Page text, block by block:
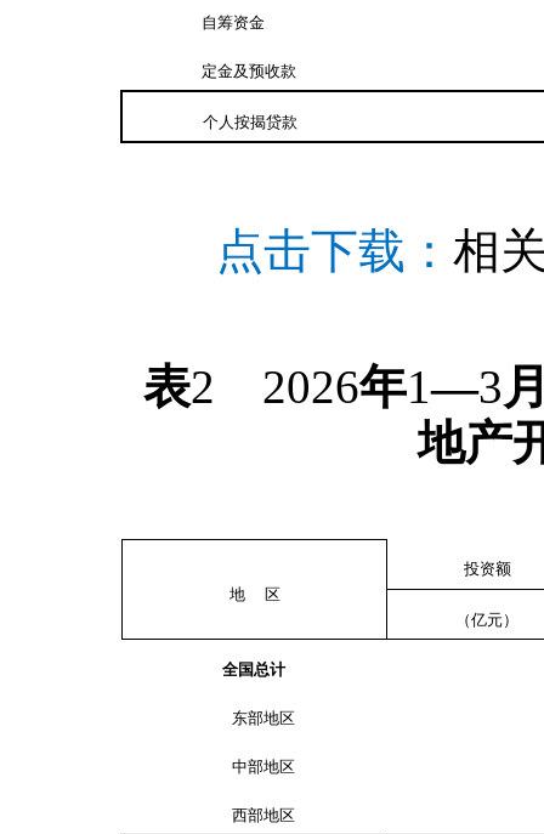
自筹资金
定金及预收款
个人按揭贷款
点击下载： 相
表2 2026年1—3
地产
地 区
投资额
（亿元）
全国总计
东部地区
中部地区
西部地区